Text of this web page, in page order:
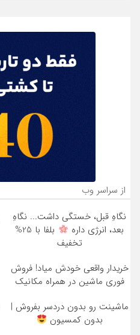
از سراسر وب
نگاهِ قبل، خستگی داشت... نگاهِ
بعد، انرژی داره
بلفا با 25%
تخفیف
خریدار واقعی خودش میاد! فروش
فوری ماشین در همراه مکانیک
ماشینت رو بدون دردسر بفروش |
بدون کمسیون